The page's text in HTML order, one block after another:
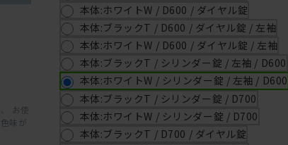
お使
味が
本体:ホワイトW / D600 / ダイヤル錠
本体:ブラックT / D600 / ダイヤル錠 / 左袖
本体:ホワイトW / D600 / ダイヤル錠 / 左袖
本体:ブラックT / シリンダー錠 / 左袖 / D600
本体:ホワイトW / シリンダー錠 / 左袖 / D600
本体:ブラックT / シリンダー錠 / D700
本体:ホワイトW / シリンダー錠 / D700
本体:ブラックT / D700 / ダイヤル錠